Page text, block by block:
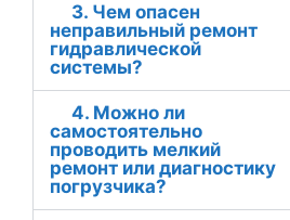
3. Чем опасен
неправильный ремонт
гидравлической
системы?
4. Можно ли
самостоятельно
проводить мелкий
ремонт или диагностику
погрузчика?